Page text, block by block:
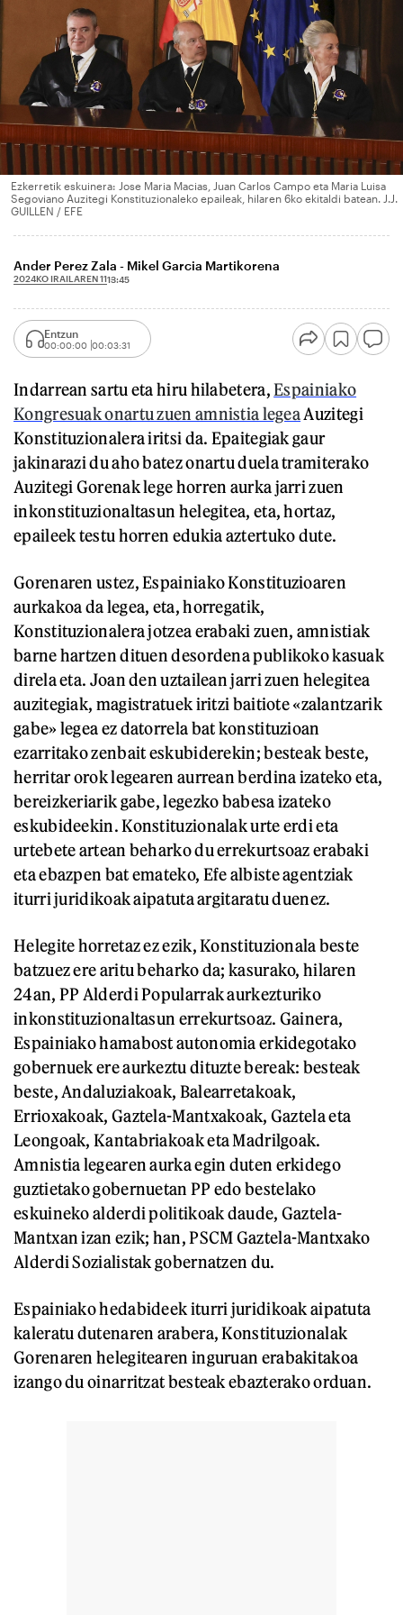
Ezkerretik eskuinera: Jose Maria Macias, Juan Carlos Campo eta Maria Luisa
Segoviano Auzitegi Konstituzionaleko epaileak, hilaren 6ko ekitaldi batean. J.J.
GUILLEN / EFE
Ander Perez Zala - Mikel Garcia Martikorena
2024KO IRAILAREN 1113:45
Entzun
00:00:00 00:03:31
Indarrean sartu eta hiru hilabetera,Espainiako
Kongresuak onartu zuen amnistia legeaAuzitegi
Konstituzionalera iritsi da. Epaitegiak gaur
jakinarazi du aho batez onartu duela tramiterako
Auzitegi Gorenak lege horren aurka jarri zuen
inkonstituzionaltasun helegitea, eta, hortaz,
epaileek testu horren edukia aztertuko dute.
Gorenaren ustez, Espainiako Konstituzioaren
aurkakoa da legea, eta, horregatik,
Konstituzionalera jotzea erabaki zuen, amnistiak
barne hartzen dituen desordena publikoko kasuak
direla eta. Joan den uztailean jarri zuen helegitea
auzitegiak, magistratuek iritzi baitiote «zalantzarik
gabe» legea ez datorrela bat konstituzioan
ezarritako zenbait eskubiderekin; besteak beste,
herritar orok legearen aurrean berdina izateko eta,
bereizkeriarik gabe, legezko babesa izateko
eskubideekin. Konstituzionalak urte erdi eta
urtebete artean beharko du errekurtsoaz erabaki
eta ebazpen bat emateko, Efe albiste agentziak
iturri juridikoak aipatuta argitaratu duenez.
Helegite horretaz ez ezik, Konstituzionala beste
batzuez ere aritu beharko da; kasurako, hilaren
24an, PP Alderdi Popularrak aurkezturiko
inkonstituzionaltasun errekurtsoaz. Gainera,
Espainiako hamabost autonomia erkidegotako
gobernuek ere aurkeztu dituzte bereak: besteak
beste, Andaluziakoak, Balearretakoak,
Errioxakoak, Gaztela-Mantxakoak, Gaztela eta
Leongoak, Kantabriakoak eta Madrilgoak.
Amnistia legearen aurka egin duten erkidego
guztietako gobernuetan PP edo bestelako
eskuineko alderdi politikoak daude, Gaztela-
Mantxan izan ezik; han, PSCM Gaztela-Mantxako
Alderdi Sozialistak gobernatzen du.
Espainiako hedabideek iturri juridikoak aipatuta
kaleratu dutenaren arabera, Konstituzionalak
Gorenaren helegitearen inguruan erabakitakoa
izango du oinarritzat besteak ebazterako orduan.